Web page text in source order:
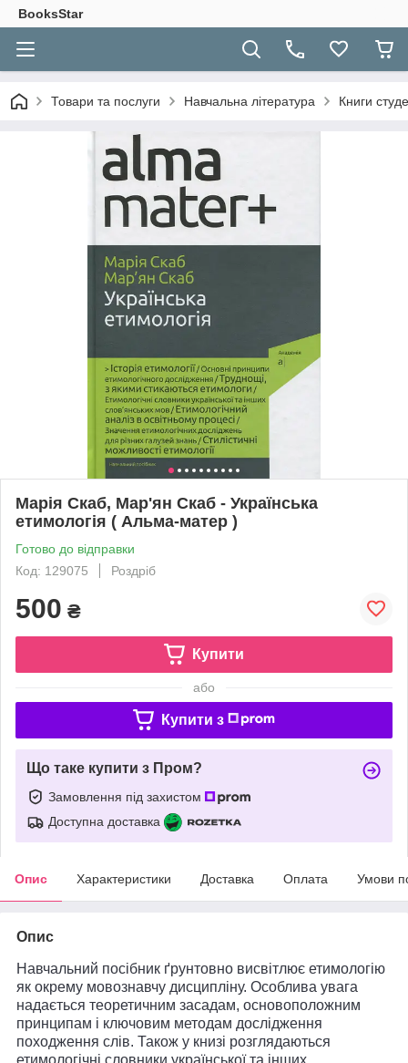
BooksStar
Товари та послуги Навчальна література Книги
Марія Скаб, Мар'ян Скаб - Українська
етимологія ( Альма-матер )
Готово до відправки
Код: 129075
Роздріб
500 ₴
Купити
або
Купити з
Що таке купити з Пром?
Замовлення під захистом
Доступна доставка
Опис Характеристики Доставка Оплата Умови
Опис
Навчальний посібник ґрунтовно висвітлює етимологію
як окрему мовознавчу дисципліну. Особлива увага
надається теоретичним засадам, основоположним
принципам і ключовим методам дослідження
походження слів. Також у книзі розглядаються
етимологічні словники української та інших